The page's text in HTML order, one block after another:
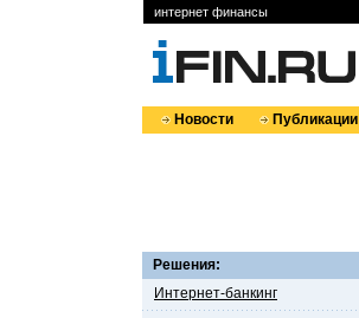
интернет финансы
Новости Публикации
Решения:
Интернет-банкинг